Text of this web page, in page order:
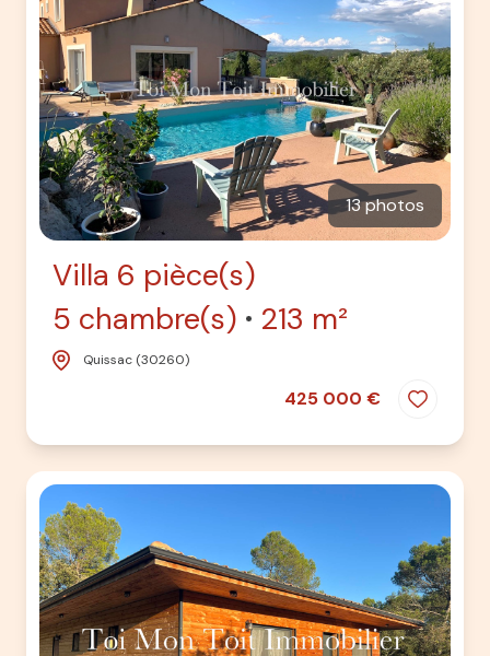
13 photos
Villa 6 pièce(s)
5 chambre(s)
213 m²
Quissac (30260)
425 000 €